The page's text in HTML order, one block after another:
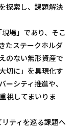
探索し、課題解決
場」であり、そこ
たステークホルダ
のない無形資産で
切に」を具現化す
シティ推進や、
視してまいりま
ティを巡る課題へ